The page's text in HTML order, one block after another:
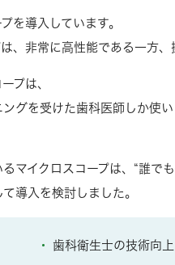
を導入しています。
、非常に高性能である一方
プは、
ングを受けた歯科医師しか使い
マイクロスコープは、“誰で
導入を検討しました。
歯科衛生士の技術向上